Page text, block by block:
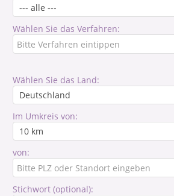
Wählen Sie das Verfahren:
Wählen Sie das Land:
Im Umkreis von:
von:
Stichwort (optional):